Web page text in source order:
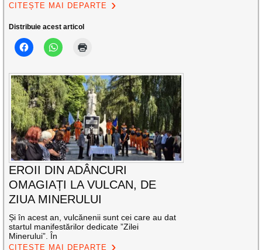
CITEȘTE MAI DEPARTE
Distribuie acest articol
EROII DIN ADÂNCURI
OMAGIAȚI LA VULCAN, DE
ZIUA MINERULUI
Și în acest an, vulcănenii sunt cei care au dat
startul manifestărilor dedicate ”Zilei
Minerului”. În
CITEȘTE MAI DEPARTE